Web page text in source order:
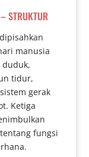
STRUKTUR
manusia
duduk,
tidur,
gerak
Ketiga
fungsi